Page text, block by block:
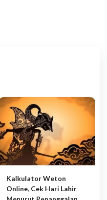
Kalkulator Weton
Online, Cek Hari Lahir